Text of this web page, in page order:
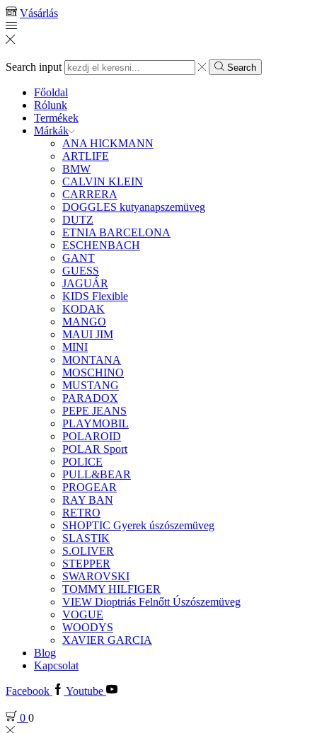
Vásárlás
Search input Search
Főoldal
Rólunk
Termékek
Márkák
ANA HICKMANN
ARTLIFE
BMW
CALVIN KLEIN
CARRERA
DOGGLES kutyanapszemüveg
DUTZ
ETNIA BARCELONA
ESCHENBACH
GANT
GUESS
JAGUÁR
KIDS Flexible
KODAK
MANGO
MAUI JIM
MINI
MONTANA
MOSCHINO
MUSTANG
PARADOX
PEPE JEANS
PLAYMOBIL
POLAROID
POLAR Sport
POLICE
PULL&BEAR
PROGEAR
RAY BAN
RETRO
SHOPTIC Gyerek úszószemüveg
SLASTIK
S.OLIVER
STEPPER
SWAROVSKI
TOMMY HILFIGER
VIEW Dioptriás Felnőtt Úszószemüveg
VOGUE
WOODYS
XAVIER GARCIA
Blog
Kapcsolat
Facebook Youtube
0 0